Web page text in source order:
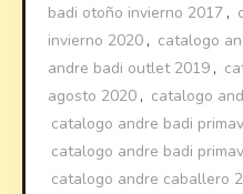
badi otoño invierno 2017 ,
invierno 2020 , catalogo
andre badi outlet 2019 ,
agosto 2020 , catalogo
catalogo andre badi
catalogo andre badi
catalogo andre caballero